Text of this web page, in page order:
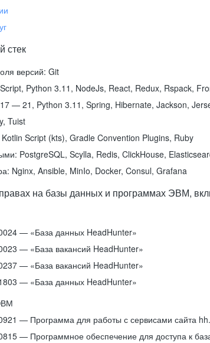
стек
версий: Git
Python 3.11, NodeJs, React, Redux, Rspack,
— 21, Python 3.11, Spring, Hibernate, Jackson,
Tuist
Kotlin Script (kts), Gradle Convention Plugins, Ruby
PostgreSQL, Scylla, Redis, ClickHouse,
Nginx, Ansible, MinIo, Docker, Consul, Grafana
на базы данных и программах ЭВМ,
— «База данных HeadHunter»
— «База вакансий HeadHunter»
— «База вакансий HeadHunter»
— «База данных HeadHunter»
— Программа для работы с сервисами сайта
— Программное обеспечение для доступа к